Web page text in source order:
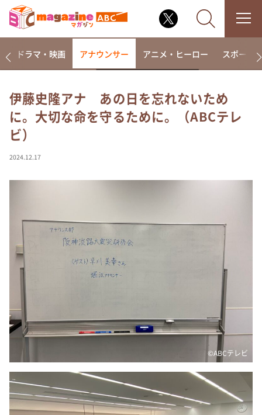
なるみ・岡村の過ぎるTV
これ余談なんですけど・・・
て真剣です
news おかえり
河合＆A.B.C-Z塚田×福井アナ「なんでやねん！？」
（news おかえり）
DAIGOも台所 ～きょうの献立 何にする？～
教えて！ニュースライブ 正義のミカタ
ポツンと一軒家
ザキ山小屋本館
ドラマ・映画 アナウンサー アニメ・ヒーロー スポーツ
伊藤史隆アナ あの日を忘れないため
に。大切な命を守るために。（ABCテレ
ビ）
2024.12.17
©️ABCテレビ